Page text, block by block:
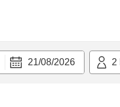
21/08/2026 2